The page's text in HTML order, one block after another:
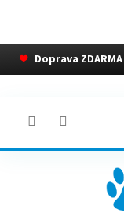
❤ Doprava ZDARMA